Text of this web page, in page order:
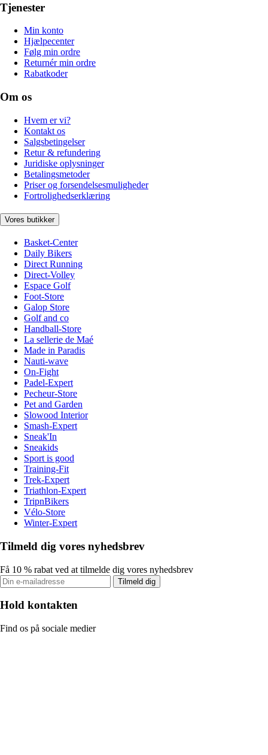
Tjenester
Min konto
Hjælpecenter
Følg min ordre
Returnér min ordre
Rabatkoder
Om os
Hvem er vi?
Kontakt os
Salgsbetingelser
Retur & refundering
Juridiske oplysninger
Betalingsmetoder
Priser og forsendelsesmuligheder
Fortrolighedserklæring
Vores butikker
Basket-Center
Daily Bikers
Direct Running
Direct-Volley
Espace Golf
Foot-Store
Galop Store
Golf and co
Handball-Store
La sellerie de Maé
Made in Paradis
Nauti-wave
On-Fight
Padel-Expert
Pecheur-Store
Pet and Garden
Slowood Interior
Smash-Expert
Sneak'In
Sneakids
Sport is good
Training-Fit
Trek-Expert
Triathlon-Expert
TripnBikers
Vélo-Store
Winter-Expert
Tilmeld dig vores nyhedsbrev
Få 10 % rabat ved at tilmelde dig vores nyhedsbrev
Tilmeld dig
Hold kontakten
Find os på sociale medier